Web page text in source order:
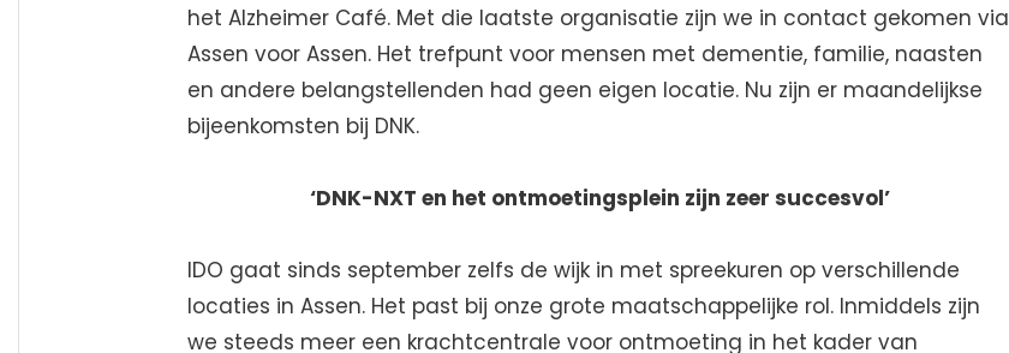
het Alzheimer Café. Met die laatste organisatie zijn we in contact gekomen via
Assen voor Assen. Het trefpunt voor mensen met dementie, familie, naasten
en andere belangstellenden had geen eigen locatie. Nu zijn er maandelijkse
bijeenkomsten bij DNK.
‘DNK-NXT en het ontmoetingsplein zijn zeer succesvol’
IDO gaat sinds september zelfs de wijk in met spreekuren op verschillende
locaties in Assen. Het past bij onze grote maatschappelijke rol. Inmiddels zijn
we steeds meer een krachtcentrale voor ontmoeting in het kader van